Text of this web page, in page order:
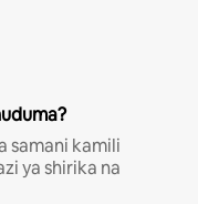
samani kamili
ya shirika na